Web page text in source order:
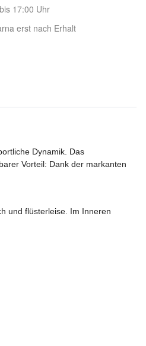
17:00 Uhr
erst nach Erhalt
Dynamik. Das
Vorteil: Dank der markanten
und flüsterleise. Im Inneren